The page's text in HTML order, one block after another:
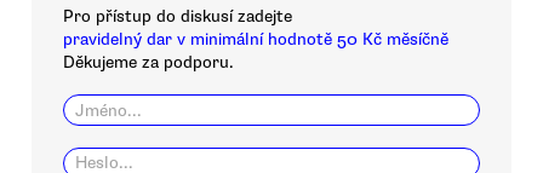
Pro přístup do diskusí zadejte
pravidelný dar v minimální hodnotě 50 Kč měsíčně
Děkujeme za podporu.